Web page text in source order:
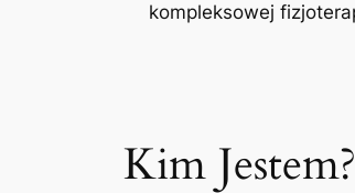
kompleksowej
Kim Jestem?